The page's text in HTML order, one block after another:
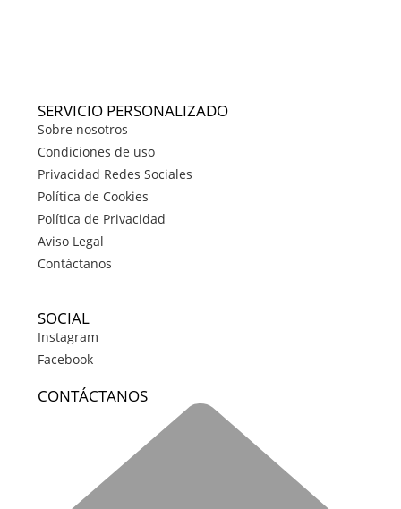
SERVICIO PERSONALIZADO
Sobre nosotros
Condiciones de uso
Privacidad Redes Sociales
Política de Cookies
Política de Privacidad
Aviso Legal
Contáctanos
SOCIAL
Instagram
Facebook
CONTÁCTANOS